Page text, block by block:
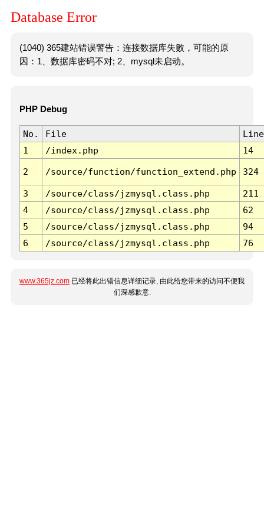
Database Error
(1040) 365建站错误警告：连接数据库失败，可能的原
因：1、数据库密码不对; 2、mysql未启动。
PHP Debug
No. File
Line
1
/index.php 14
2 /source/function/function_extend.php 324
3 /source/class/jzmysql.class.php
211
4
/source/class/jzmysql.class.php
62
5
/source/class/jzmysql.class.php
94
6
/source/class/jzmysql.class.php 76
www.365jz.com 已经将此出错信息详细记录, 由此给您带来的访问不便我
们深感歉意.